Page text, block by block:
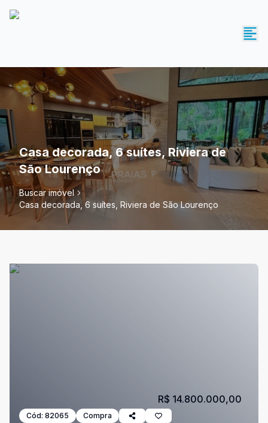
Casa decorada, 6 suítes, Riviera de
São Lourenço
Buscar imóvel
Casa decorada, 6 suítes, Riviera de São Lourenço
Cód: 82065 Compra
R$ 14.800.000,00